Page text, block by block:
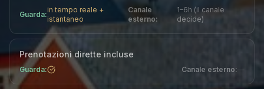
Guarda:
in tempo reale +
istantaneo
Canale
esterno:
1–6h (il canale
decide)
Prenotazioni dirette incluse
Guarda: Canale esterno:—